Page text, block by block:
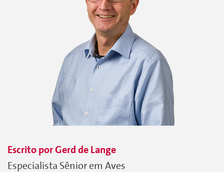
Escrito porGerdde Lange
Especialista Sênior em Aves